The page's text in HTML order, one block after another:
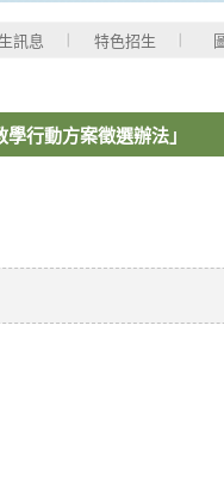
訊息 特色招生
行動方案徵選辦法」